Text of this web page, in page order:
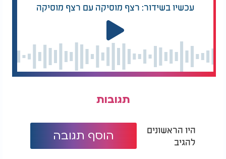
עכשיו בשידור: רצף מוסיקה עם רצף מוסיקה
תגובות
היו הראשונים
להגיב
הוסף תגובה